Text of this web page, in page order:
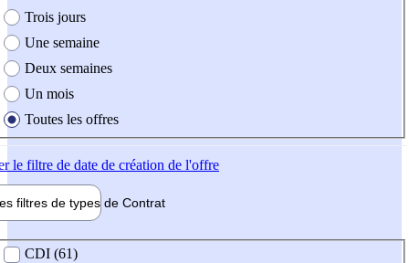
Trois jours
Une semaine
Deux semaines
Un mois
Toutes les offres
le filtre de date de création de l'offre
filtres de types de Contrat
contrat
CDI (61)